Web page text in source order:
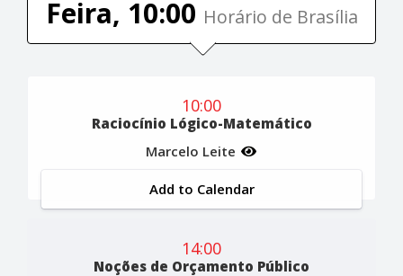
Feira, 10:00 Horário de Brasília
10:00
Raciocínio Lógico-Matemático
Marcelo Leite
Add to Calendar
14:00
Noções de Orçamento Público